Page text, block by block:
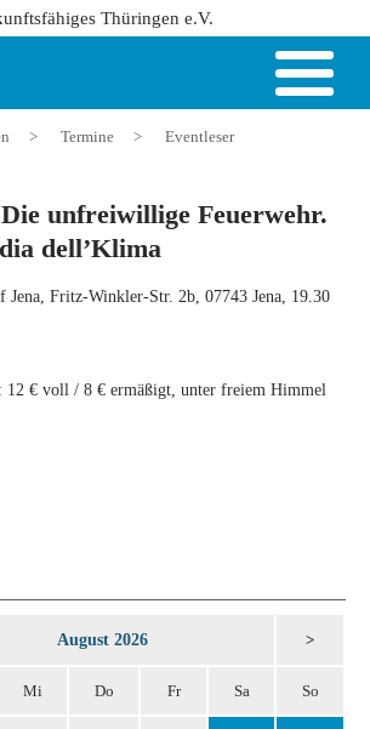
Thüringen e.V.
> Termine > Eventleser
unfreiwillige Feuerwehr.
dell’Klima
Jena, Fritz-Winkler-Str. 2b, 07743 Jena, 19.30
12 € voll / 8 € ermäßigt, unter freiem Himmel
August 2026 >
Mi Do Fr Sa So